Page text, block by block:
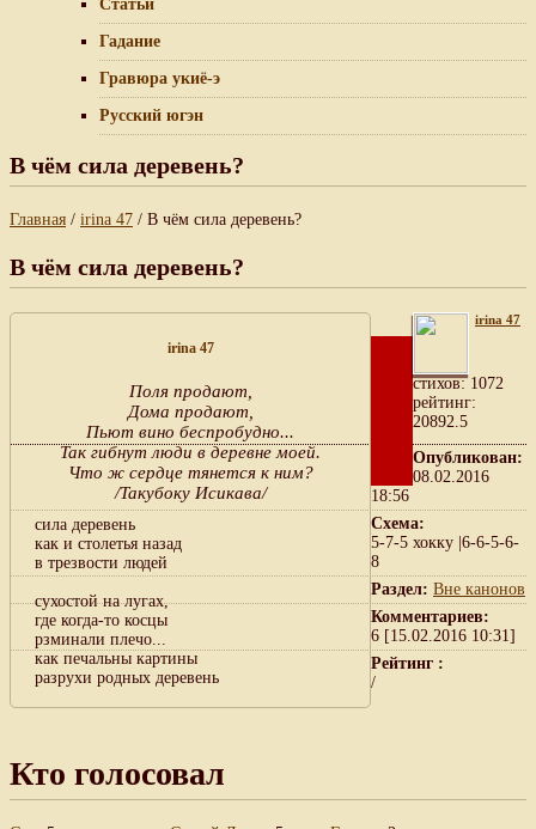
Статьи
Гадание
Гравюра укиё-э
Русский югэн
В чём сила деревень?
Главная / irina 47 / В чём сила деревень?
В чём сила деревень?
irina 47
Поля продают,
Дома продают,
Пьют вино беспробудно...
Так гибнут люди в деревне моей.
Что ж сердце тянется к ним?
/Такубоку Исикава/
сила деревень
как и столетья назад
в трезвости людей
сухостой на лугах,
где когда-то косцы
рзминали плечо...
как печальны картины
разрухи родных деревень
irina 47
cтихов: 1072
рейтинг:
20892.5
Опубликован:
08.02.2016
18:56
Схема:
5-7-5 хокку |6-6-5-6-
8
Раздел: Вне канонов
Комментариев:
6 [15.02.2016 10:31]
Рейтинг :
/
Кто голосовал